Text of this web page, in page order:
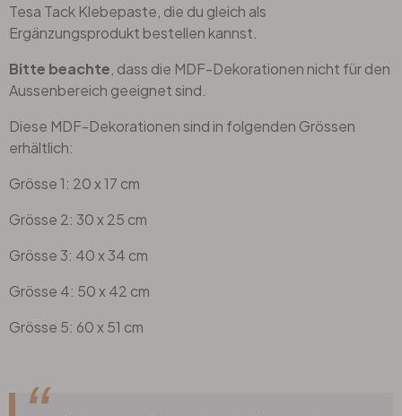
Tesa Tack Klebepaste, die du gleich als
Ergänzungsprodukt bestellen kannst.
Bitte beachte , dass die MDF-Dekorationen nicht für den
Aussenbereich geeignet sind.
Diese MDF-Dekorationen sind in folgenden Grössen
erhältlich:
Grösse 1: 20 x 17 cm
Grösse 2: 30 x 25 cm
Grösse 3: 40 x 34 cm
Grösse 4: 50 x 42 cm
Grösse 5: 60 x 51 cm